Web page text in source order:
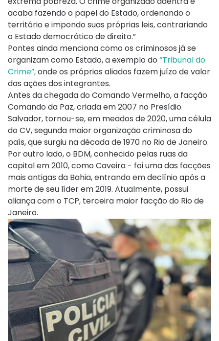
acaba fazendo o papel do Estado, ordenando o
território e impondo suas próprias leis, contrariando
o Estado democrático de direito.”
Pontes ainda menciona como os criminosos já se
organizam como Estado, a exemplo do “Tribunal do
Crime”,onde os próprios aliados fazem juízo de valor
das ações dos integrantes.
Antes da chegada do Comando Vermelho, a facção
Comando da Paz, criada em 2007 no Presídio
Salvador, tornou-se, em meados de 2020, uma célula
do CV, segunda maior organização criminosa do
país, que surgiu na década de 1970 no Rio de Janeiro.
Por outro lado, o BDM, conhecido pelas ruas da
capital em 2010, como Caveira - foi uma das facções
mais antigas da Bahia, entrando em declínio após a
morte de seu líder em 2019. Atualmente, possui
aliança com o TCP, terceira maior facção do Rio de
Janeiro.